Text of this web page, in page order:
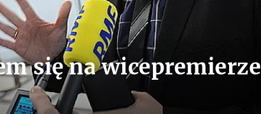
się na wicepremierze